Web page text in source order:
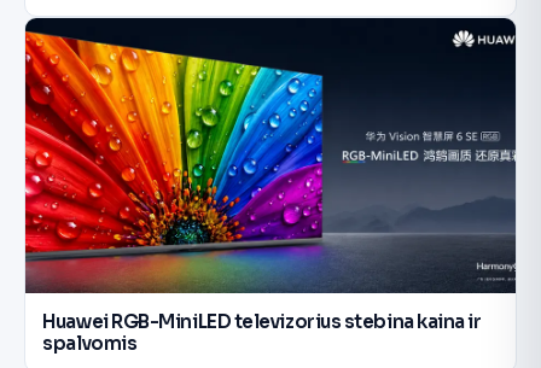
Huawei RGB-MiniLED televizorius stebina kaina ir
spalvomis